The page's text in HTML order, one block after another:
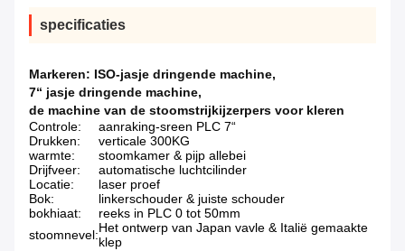
specificaties
Markeren: ISO-jasje dringende machine,
7“ jasje dringende machine,
de machine van de stoomstrijkijzerpers voor kleren
Controle:
aanraking-sreen PLC 7“
Drukken:
verticale 300KG
warmte:
stoomkamer & pijp allebei
Drijfveer:
automatische luchtcilinder
Locatie:
laser proef
Bok:
linkerschouder & juiste schouder
bokhiaat:
reeks in PLC 0 tot 50mm
stoomnevel:Het ontwerp van Japan vavle & Italië gemaakte
klep